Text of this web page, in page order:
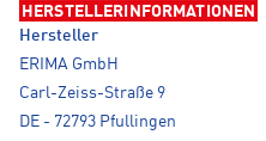
HERSTELLERINFORMATIONEN
Hersteller
ERIMA GmbH
Carl-Zeiss-Straße 9
DE - 72793 Pfullingen